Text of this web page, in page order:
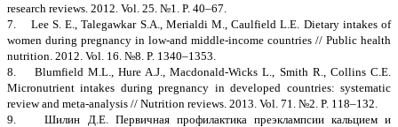
research reviews. 2012. Vol. 25. №1. P. 40–67.
7. Lee S. E., Talegawkar S.A., Merialdi M., Caulfield L.E. Dietary intakes of
women during pregnancy in low-and middle-income countries // Public health
nutrition. 2012. Vol. 16. №8. P. 1340–1353.
8. Blumfield M.L., Hure A.J., Macdonald-Wicks L., Smith R., Collins C.E.
Micronutrient intakes during pregnancy in developed countries: systematic
review and meta-analysis // Nutrition reviews. 2013. Vol. 71. №2. P. 118–132.
9. Шилин Д.Е. Первичная профилактика преэклампсии кальцием и